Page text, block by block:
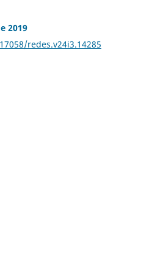
2019
redes.v24i3.14285